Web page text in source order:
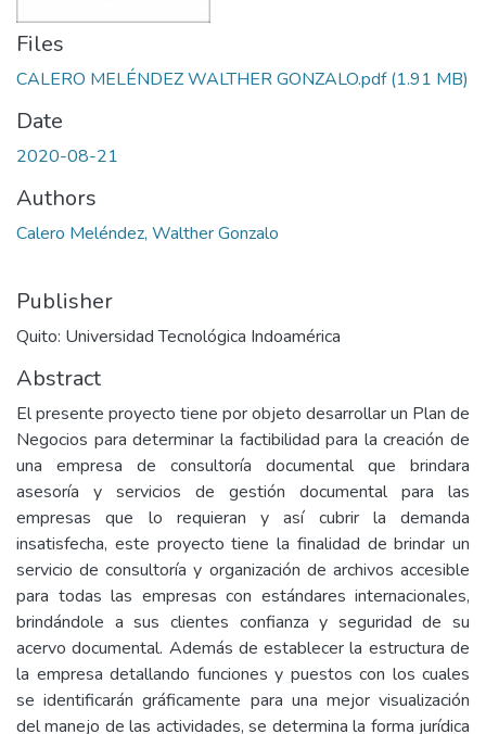
Files
CALERO MELÉNDEZ WALTHER GONZALO.pdf(1.91 MB)
Date
2020-08-21
Authors
Calero Meléndez, Walther Gonzalo
Publisher
Quito: Universidad Tecnológica Indoamérica
Abstract
El presente proyecto tiene por objeto desarrollar un Plan de
Negocios para determinar la factibilidad para la creación de
una empresa de consultoría documental que brindara
asesoría y servicios de gestión documental para las
empresas que lo requieran y así cubrir la demanda
insatisfecha, este proyecto tiene la finalidad de brindar un
servicio de consultoría y organización de archivos accesible
para todas las empresas con estándares internacionales,
brindándole a sus clientes confianza y seguridad de su
acervo documental. Además de establecer la estructura de
la empresa detallando funciones y puestos con los cuales
se identificarán gráficamente para una mejor visualización
del manejo de las actividades, se determina la forma jurídica